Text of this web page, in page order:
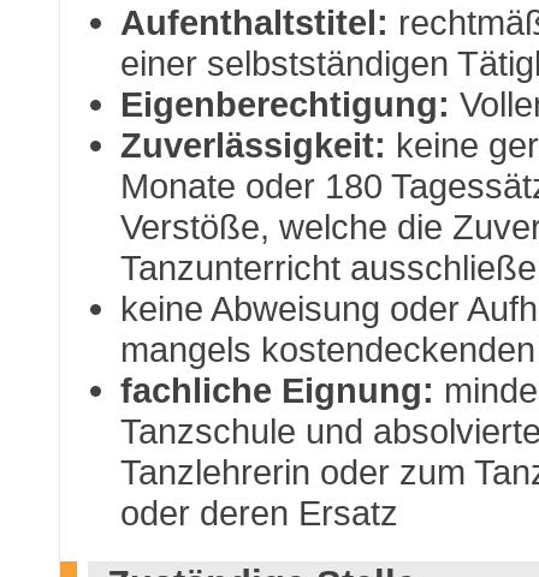
Aufenthaltstitel:
einer selbstständigen
Eigenberechtigung:
Zuverlässigkeit: keine
Monate oder 180
Verstöße, welche die
Tanzunterricht
keine Abweisung oder
mangels
fachliche Eignung:
Tanzschule und
Tanzlehrerin oder zum
oder deren Ersatz